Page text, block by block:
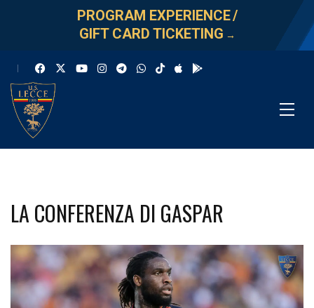
PROGRAM EXPERIENCE/
GIFT CARD TICKETING →
LA CONFERENZA DI GASPAR